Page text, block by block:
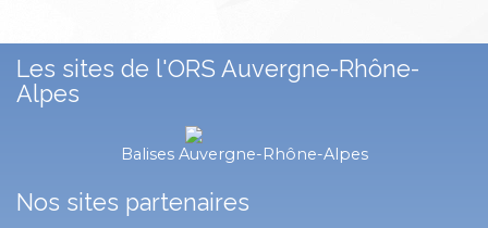
Les sites de l'ORS Auvergne-Rhône-
Alpes
Balises Auvergne-Rhône-Alpes
Nos sites partenaires